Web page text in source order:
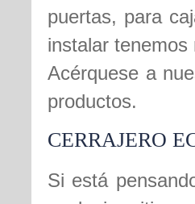
puertas, para
instalar
Acérquese a
productos.
CERRAJERO
Si está